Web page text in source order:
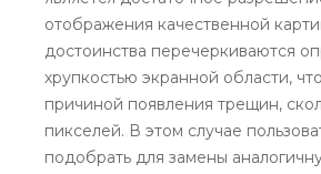
отображения качественной
достоинства перечеркиваются
хрупкостью экранной области,
причиной появления трещин,
пикселей. В этом случае
подобрать для замены